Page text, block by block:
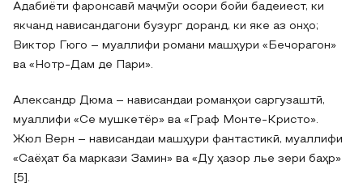
Адабиёти фаронсавӣ маҷмӯи осори бойи бадеиест, ки
якчанд нависандагони бузург доранд, ки яке аз онҳо;
Виктор Гюго – муаллифи романи машҳури «Бечорагон»
ва «Нотр-Дам де Пари».
Александр Дюма – нависандаи романҳои саргузаштӣ,
муаллифи «Се мушкетёр» ва «Граф Монте-Кристо».
Жюл Верн – нависандаи машҳури фантастикӣ, муаллифи
«Саёҳат ба маркази Замин» ва «Ду ҳазор лье зери баҳр»
[5].